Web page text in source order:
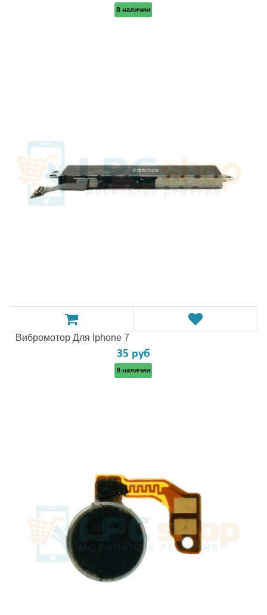
В наличии
Вибромотор Для Iphone 7
35 руб
В наличии